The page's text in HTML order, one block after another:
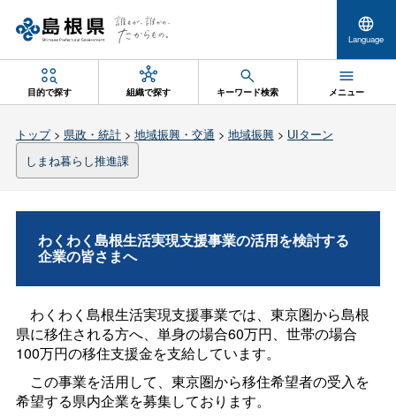
Language
目的で探す 組織で探す キーワード検索 メニュー
トップ> 県政・統計> 地域振興・交通 > 地域振興> UIターン
しまね暮らし推進課
わくわく島根生活実現支援事業の活用を検討する
企業の皆さまへ
わくわく島根生活実現支援事業では、東京圏から島根
県に移住される方へ、単身の場合60万円、世帯の場合
100万円の移住支援金を支給しています。
この事業を活用して、東京圏から移住希望者の受入を
希望する県内企業を募集しております。